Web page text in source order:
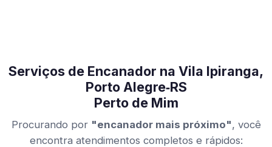
Serviços de Encanador na Vila Ipiranga,
Porto Alegre‑RS
Perto de Mim
Procurando por "encanador mais próximo", você
encontra atendimentos completos e rápidos: